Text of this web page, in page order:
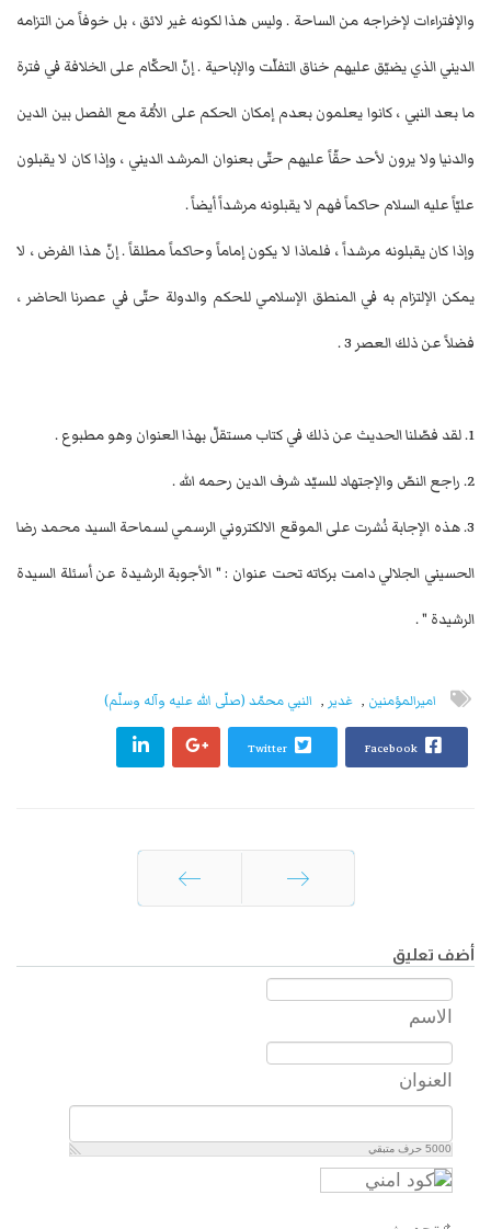
والإفتراءات لإخراجه من الساحة . وليس هذا لكونه غير لائق ، بل خوفاً من التزامه
الديني الذي يضيّق عليهم خناق التفلّت والإباحية . إنّ الحكّام على الخلافة في فترة
ما بعد النبي ، كانوا يعلمون بعدم إمكان الحكم على الاُمّة مع الفصل بين الدين
والدنيا ولا يرون لأحد حقّاً عليهم حتّى بعنوان المرشد الديني ، وإذا كان لا يقبلون
عليّاً عليه السلام حاكماً فهم لا يقبلونه مرشداً أيضاً .
وإذا كان يقبلونه مرشداً ، فلماذا لا يكون إماماً وحاكماً مطلقاً . إنّ هذا الفرض ، لا
يمكن الإلتزام به في المنطق الإسلامي للحكم والدولة حتّى في عصرنا الحاضر ،
فضلاً عن ذلك العصر 3 .
1. لقد فصّلنا الحديث عن ذلك في كتاب مستقلّ بهذا العنوان وهو مطبوع .
2. راجع النصّ والإجتهاد للسيّد شرف الدين رحمه الله .
3. هذه الإجابة نُشرت على الموقع الالكتروني الرسمي لسماحة السيد محمد رضا
الحسيني الجلالي دامت بركاته تحت عنوان : " الأجوبة الرشيدة عن أسئلة السيدة
الرشيدة " .
اميرالمؤمنين , غدير , النبي محمّد (صلّى الله عليه وآله وسلّم)
أضف تعليق
الاسم
العنوان
5000 حرف متبقي